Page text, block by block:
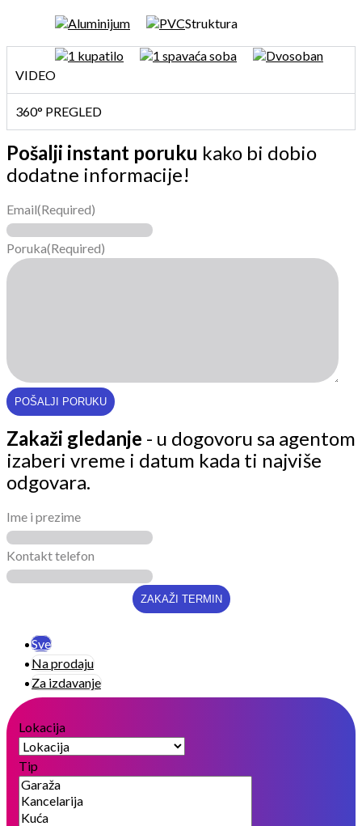
Aluminijum PVCStruktura
1 kupatilo 1 spavaća soba
Dvosoban
VIDEO
360° PREGLED
Pošalji instant poruku kako bi dobio
dodatne informacije!
Email(Required)
Poruka(Required)
Zakaži gledanje - u dogovoru sa agentom
izaberi vreme i datum kada ti najviše
odgovara.
Ime i prezime
Kontakt telefon
Sve
Na prodaju
Za izdavanje
Lokacija
Tip